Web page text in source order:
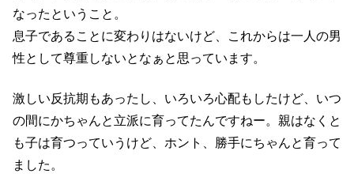
なったということ。
息子であることに変わりはないけど、これからは一人の男
性として尊重しないとなぁと思っています。
激しい反抗期もあったし、いろいろ心配もしたけど、いつ
の間にかちゃんと立派に育ってたんですねー。親はなくと
も子は育つっていうけど、ホント、勝手にちゃんと育って
ました。